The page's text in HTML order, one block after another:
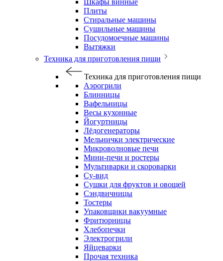
Шкафы винные
Плиты
Стиральные машины
Сушильные машины
Посудомоечные машины
Вытяжки
Техника для приготовления пищи
Техника для приготовления пищи
Аэрогрили
Блинницы
Вафельницы
Весы кухонные
Йогуртницы
Лёдогенераторы
Мельнички электрические
Микроволновые печи
Мини-печи и ростеры
Мультиварки и скороварки
Су-вид
Сушки для фруктов и овощей
Сэндвичницы
Тостеры
Упаковщики вакуумные
Фритюрницы
Хлебопечки
Электрогрили
Яйцеварки
Прочая техника